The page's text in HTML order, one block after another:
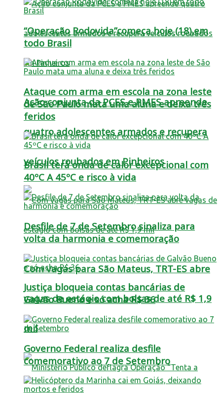
Ação conjunta da PCES e PMES apreende
quatro adolescentes armados e recupera
veículos roubados em Pinheiros
Com vagas para São Mateus, TRT-ES abre
vagas de estágio com bolsas de até R$ 1,9
mil
“Operação Rodovida”começa hoje (18),em
todo Brasil
Ataque com arma em escola na zona leste
de São Paulo mata uma aluna e deixa três
feridos
Brasil terá onda de calor excepcional com
40ºC A 45ºC e risco à vida
Desfile de 7 de Setembro sinaliza para
volta da harmonia e comemoração
Justiça bloqueia contas bancárias de
Galvão Bueno e só acha R$ 36
Governo Federal realiza desfile
comemorativo ao 7 de Setembro